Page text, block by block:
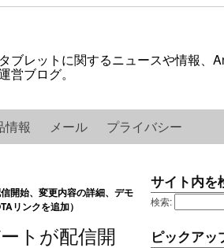
ブレットに関するニュースや情報、
ブログ。
情報 メール プライバシー
開始、変更内容の詳細、デモ
リンクを追加）
トが配信開
サイト内を
検索:
ピックアッ